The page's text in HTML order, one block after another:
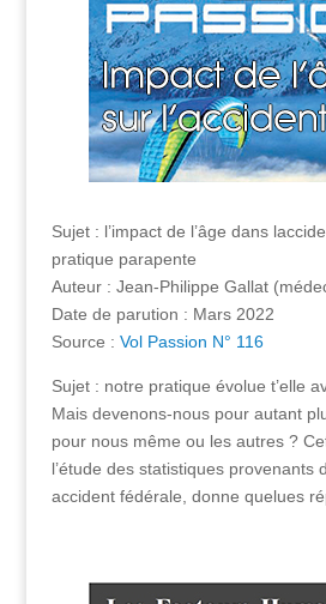
Sujet : l’impact de l’âge dans
pratique parapente
Auteur : Jean-Philippe Gallat
Date de parution : Mars 2022
Source : Vol Passion N° 116
Sujet : notre pratique évolue t’elle
Mais devenons-nous pour autant
pour nous même ou les autres ?
l’étude des statistiques provenants
accident fédérale, donne quelues